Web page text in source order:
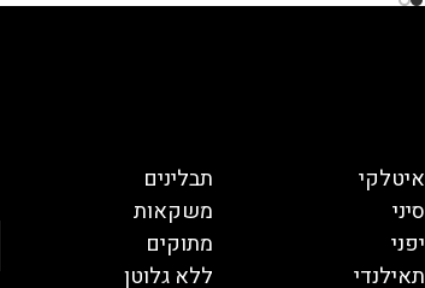
איטלקי
סיני
יפני
תאילנדי
תבלינים
משקאות
מתוקים
ללא גלוטן